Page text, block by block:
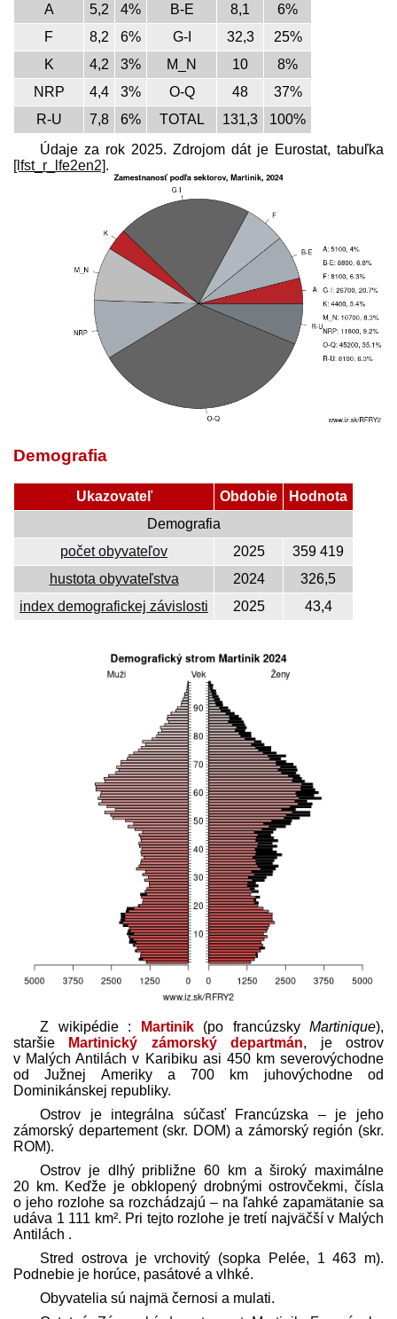
A
5,2 4% B-E 8,1
6%
F
8,2 6% G-I 32,3
25%
K
4,2 3% M_N 10
8%
NRP
4,4 3% O-Q 48
37%
R-U
7,8 6% TOTAL 131,3
100%
Údaje za rok 2025. Zdrojom dát je Eurostat, tabuľka
[lfst_r_lfe2en2].
Demografia
Ukazovateľ Obdobie
Hodnota
Demografia
počet obyvateľov
2025
359 419
hustota obyvateľstva
2024
326,5
index demografickej závislosti
2025 43,4
Z wikipédie : Martinik(po francúzsky Martinique),
staršie
Martinický zámorský departmán, je ostrov
v Malých Antilách v Karibiku asi 450 km severovýchodne
od Južnej Ameriky a 700 km juhovýchodne od
Dominikánskej republiky.
Ostrov je integrálna súčasť Francúzska – je jeho
zámorský departement (skr. DOM) a zámorský región (skr.
ROM).
Ostrov je dlhý približne 60 km a široký maximálne
20 km. Keďže je obklopený drobnými ostrovčekmi, čísla
o jeho rozlohe sa rozchádzajú – na ľahké zapamätanie sa
udáva 1 111 km². Pri tejto rozlohe je tretí najväčší v Malých
Antilách .
Stred ostrova je vrchovitý (sopka Pelée, 1 463 m).
Podnebie je horúce, pasátové a vlhké.
Obyvatelia sú najmä černosi a mulati.